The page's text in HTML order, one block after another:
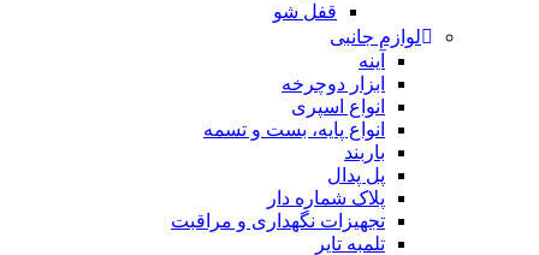
قفل شو
لوازم جانبی
آینه
ابزار دوچرخه
انواع اسپری
انواع پایه، بست و تسمه
باربند
پل پدال
پلاک شماره دار
تجهیزات نگهداری و مراقبت
تلمبه تایر